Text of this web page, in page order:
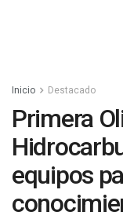
Inicio Destacado
Primera
equipos